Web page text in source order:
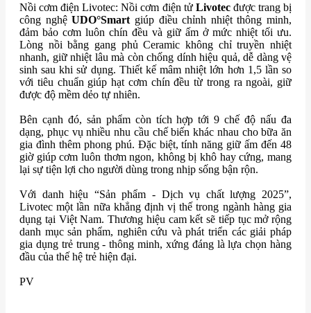
Nồi cơm điện Livotec: Nồi cơm điện tử Livotec được trang bị
công nghệUDO°Smart giúp điều chỉnh nhiệt thông minh,
đảm bảo cơm luôn chín đều và giữ ấm ở mức nhiệt tối ưu.
Lòng nồi bằng gang phủ Ceramic không chỉ truyền nhiệt
nhanh, giữ nhiệt lâu mà còn chống dính hiệu quả, dễ dàng vệ
sinh sau khi sử dụng. Thiết kế mâm nhiệt lớn hơn 1,5 lần so
với tiêu chuẩn giúp hạt cơm chín đều từ trong ra ngoài, giữ
được độ mềm dẻo tự nhiên.
Bên cạnh đó, sản phẩm còn tích hợp tới 9 chế độ nấu đa
dạng, phục vụ nhiều nhu cầu chế biến khác nhau cho bữa ăn
gia đình thêm phong phú. Đặc biệt, tính năng giữ ấm đến 48
giờ giúp cơm luôn thơm ngon, không bị khô hay cứng, mang
lại sự tiện lợi cho người dùng trong nhịp sống bận rộn.
Với danh hiệu “Sản phẩm - Dịch vụ chất lượng 2025”,
Livotec một lần nữa khẳng định vị thế trong ngành hàng gia
dụng tại Việt Nam. Thương hiệu cam kết sẽ tiếp tục mở rộng
danh mục sản phẩm, nghiên cứu và phát triển các giải pháp
gia dụng trẻ trung - thông minh, xứng đáng là lựa chọn hàng
đầu của thế hệ trẻ hiện đại.
PV